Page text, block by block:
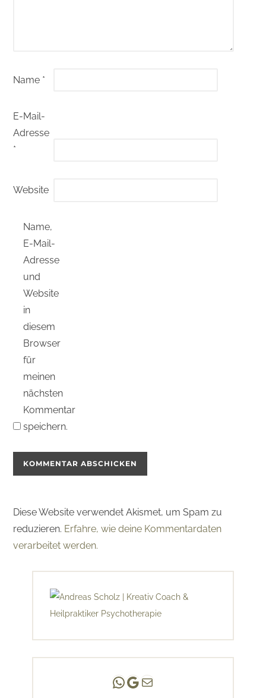
Name *
E-Mail-
Adresse
*
Website
Name,
E-Mail-
Adresse
und
Website
in
diesem
Browser
für
meinen
nächsten
Kommentar
speichern.
Diese Website verwendet Akismet, um Spam zu
reduzieren. Erfahre, wie deine Kommentardaten
verarbeitet werden.
Andreas Scholz | (HPP)
Praxis Adlershof
E-Mail an mich ...